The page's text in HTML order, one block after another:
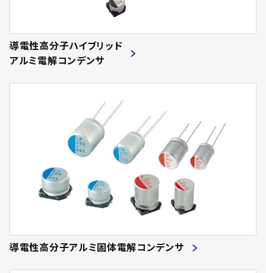
導電性高分子ハイブリッド
アルミ電解コンデンサ
導電性高分子アルミ固体電解コンデンサ